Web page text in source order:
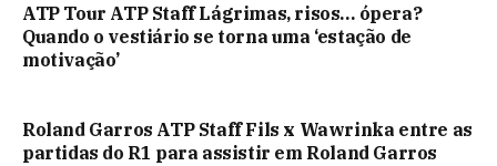
ATP Tour ATP Staff Lágrimas, risos… ópera?
Quando o vestiário se torna uma ‘estação de
motivação’
Roland Garros ATP Staff Fils x Wawrinka entre as
partidas do R1 para assistir em Roland Garros